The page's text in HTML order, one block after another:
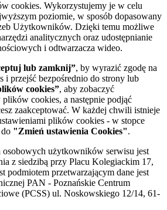
cookies. Wykorzystujemy je w celu
poziomie, w sposób dopasowany
Użytkowników. Dzięki temu możliwe
analitycznych oraz udostępnianie
i odtwarzacza wideo.
lub zamknij”, by wyrazić zgodę na
i przejść bezpośrednio do strony lub
cookies”, aby zobaczyć
cookies, a następnie podjąć
zaakceptować. W każdej chwili istnieje
plików cookies - w stopce
"Zmień ustawienia Cookies".
osobowych użytkowników serwisu jest
z siedzibą przy Placu Kolegiackim 17,
podmiotem przetwarzającym dane jest
PAN - Poznańskie Centrum
(PCSS) ul. Noskowskiego 12/14, 61-